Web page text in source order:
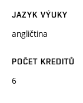
JAZYK VÝUKY
angličtina
POČET KREDITŮ
6